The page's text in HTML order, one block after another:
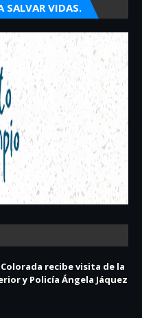
SALVAR VIDAS.
recibe visita de la
y Policía Ángela Jáquez